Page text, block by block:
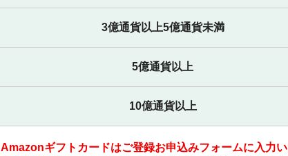
3億通貨以上5億通貨未満
5億通貨以上
10億通貨以上
Amazonギフトカードはご登録お申込みフォームに入力